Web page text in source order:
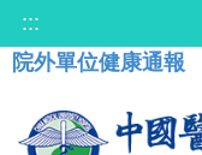
:::
院外單位健康通報